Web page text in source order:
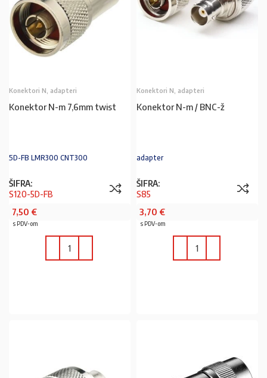
Konektori N, adapteri
Konektor N-m 7,6mm twist
5D-FB LMR300 CNT300
ŠIFRA:
S120-5D-FB
7,50 €
s PDV-om
Konektori N, adapteri
Konektor N-m / BNC-ž
adapter
ŠIFRA:
S85
3,70 €
s PDV-om